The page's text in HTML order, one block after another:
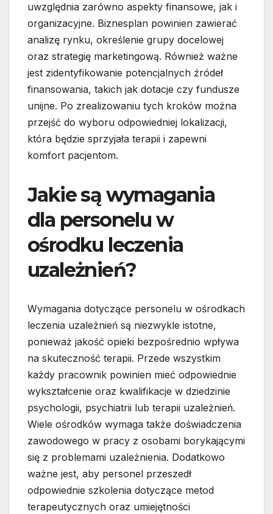
uwzględnia zarówno aspekty finansowe, jak i
organizacyjne. Biznesplan powinien zawierać
analizę rynku, określenie grupy docelowej
oraz strategię marketingową. Również ważne
jest zidentyfikowanie potencjalnych źródeł
finansowania, takich jak dotacje czy fundusze
unijne. Po zrealizowaniu tych kroków można
przejść do wyboru odpowiedniej lokalizacji,
która będzie sprzyjała terapii i zapewni
komfort pacjentom.
Jakie są wymagania
dla personelu w
ośrodku leczenia
uzależnień?
Wymagania dotyczące personelu w ośrodkach
leczenia uzależnień są niezwykle istotne,
ponieważ jakość opieki bezpośrednio wpływa
na skuteczność terapii. Przede wszystkim
każdy pracownik powinien mieć odpowiednie
wykształcenie oraz kwalifikacje w dziedzinie
psychologii, psychiatrii lub terapii uzależnień.
Wiele ośrodków wymaga także doświadczenia
zawodowego w pracy z osobami borykającymi
się z problemami uzależnienia. Dodatkowo
ważne jest, aby personel przeszedł
odpowiednie szkolenia dotyczące metod
terapeutycznych oraz umiejętności